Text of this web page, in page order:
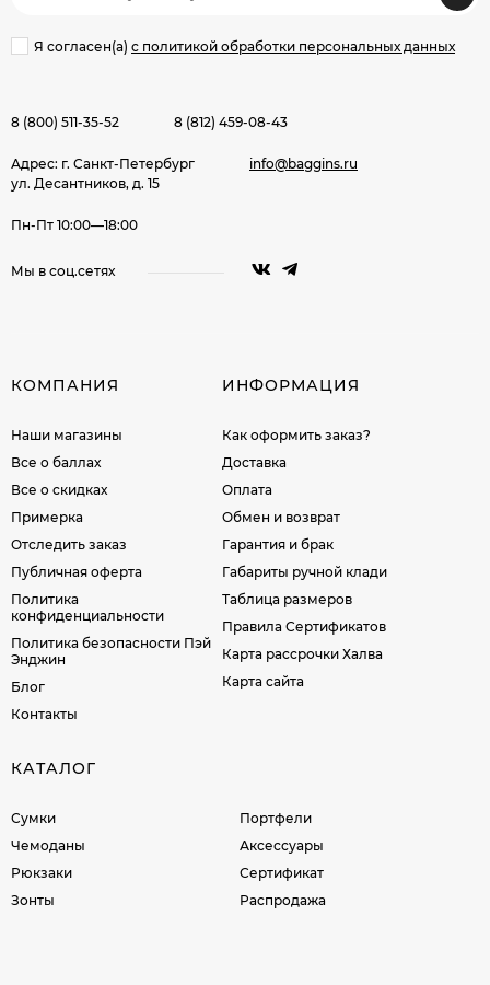
Я согласен(a) с политикой обработки персональных данных
8 (800) 511-35-52 8 (812) 459-08-43
Адрес: г. Санкт-Петербург
ул. Десантников, д. 15
info@baggins.ru
Пн-Пт 10:00—18:00
Мы в соц.сетях
КОМПАНИЯ
Наши магазины
Все о баллах
Все о скидках
Примерка
Отследить заказ
Публичная оферта
Политика
конфиденциальности
Политика безопасности Пэй
Энджин
Блог
Контакты
ИНФОРМАЦИЯ
Как оформить заказ?
Доставка
Оплата
Обмен и возврат
Гарантия и брак
Габариты ручной клади
Таблица размеров
Правила Сертификатов
Карта рассрочки Халва
Карта сайта
КАТАЛОГ
Сумки
Чемоданы
Рюкзаки
Зонты
Портфели
Аксессуары
Сертификат
Распродажа